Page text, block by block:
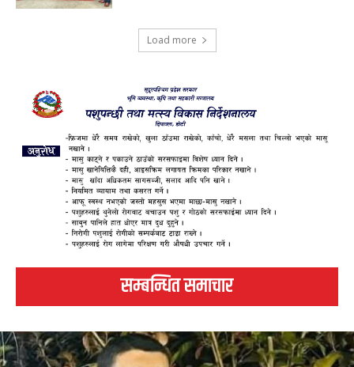
Load more
सम्बन्धित समाचार